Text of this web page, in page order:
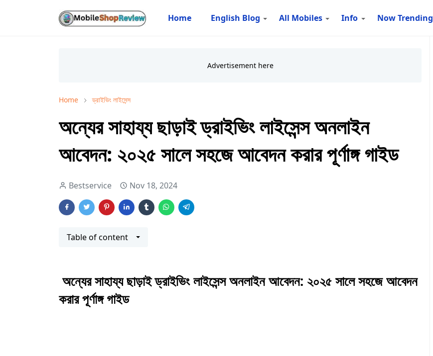
Home English Blog All Mobiles Info Now Trending
Home ড্রাইভিং লাইসেন্স
অন্যের সাহায্য ছাড়াই ড্রাইভিং লাইসেন্স অনলাইন
আবেদন: ২০২৫ সালে সহজে আবেদন করার পূর্ণাঙ্গ গাইড
Bestservice Nov 18, 2024
Table of content
অন্যের সাহায্য ছাড়াই ড্রাইভিং লাইসেন্স অনলাইন আবেদন: ২০২৫ সালে সহজে আবেদন
করার পূর্ণাঙ্গ গাইড